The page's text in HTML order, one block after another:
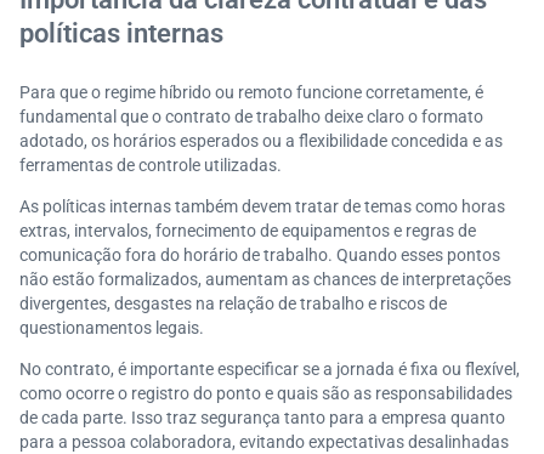
políticas internas
Para que o regime híbrido ou remoto funcione corretamente, é
fundamental que o contrato de trabalho deixe claro o formato
adotado, os horários esperados ou a flexibilidade concedida e as
ferramentas de controle utilizadas.
As políticas internas também devem tratar de temas como horas
extras, intervalos, fornecimento de equipamentos e regras de
comunicação fora do horário de trabalho. Quando esses pontos
não estão formalizados, aumentam as chances de interpretações
divergentes, desgastes na relação de trabalho e riscos de
questionamentos legais.
No contrato, é importante especificar se a jornada é fixa ou flexível,
como ocorre o registro do ponto e quais são as responsabilidades
de cada parte. Isso traz segurança tanto para a empresa quanto
para a pessoa colaboradora, evitando expectativas desalinhadas